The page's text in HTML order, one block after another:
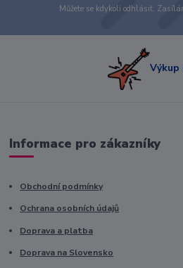
Můžete se kdykoli odhlásit.
Informace pro zákazníky
Obchodní podmínky
Ochrana osobních údajů
Doprava a platba
Doprava na Slovensko